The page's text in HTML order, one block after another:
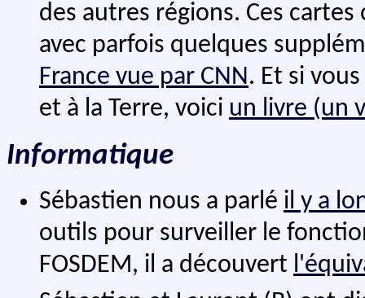
des autres régions. Ces
avec parfois quelques
France vue par CNN. Et si
et à la Terre, voici un livre (un
Informatique
Sébastien nous a parlé il y a
outils pour surveiller le
FOSDEM, il a découvert